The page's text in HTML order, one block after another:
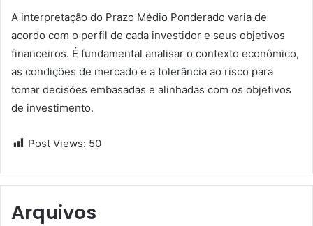
A interpretação do Prazo Médio Ponderado varia de
acordo com o perfil de cada investidor e seus objetivos
financeiros. É fundamental analisar o contexto econômico,
as condições de mercado e a tolerância ao risco para
tomar decisões embasadas e alinhadas com os objetivos
de investimento.
Post Views: 50
Arquivos